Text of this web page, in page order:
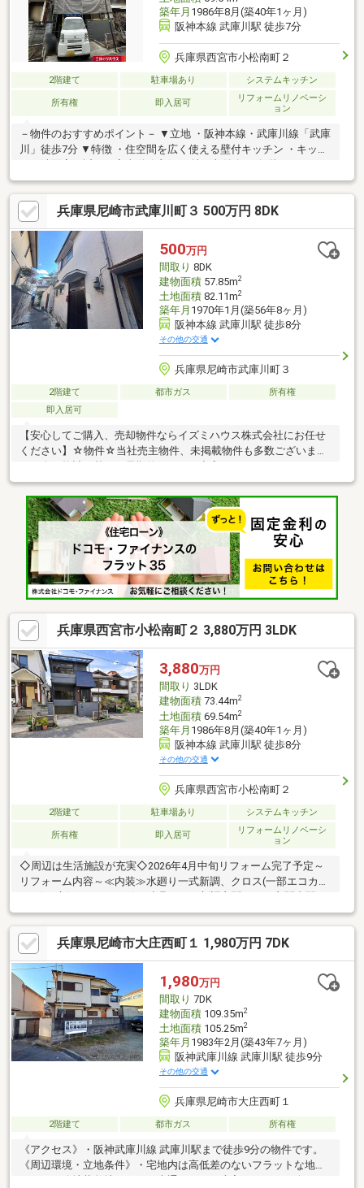
築年月 1986年8月(築40年1ヶ月)
阪神本線 武庫川駅 徒歩7分
兵庫県西宮市小松南町２
2階建て 駐車場あり システムキッチン
所有権 即入居可
リフォームリノベーシ
ョン
－物件のおすすめポイント－ ▼立地 ・阪神本線・武庫川線「武庫
川」徒歩7分 ▼特徴 ・住空間を広く使える壁付キッチン ・キッチ
設置 ・駐車スペース有(車種による) ▼2026年4月内外装リフォー
ム内容 【交換】キッチン、UB、洗面化粧台、トイレ 等 【その
他】全室クロス貼替、屋根・外壁・バルコニー防水塗装 ▼周辺環
境 ・西宮市立小松小学校 徒歩6分(約470m) ※容積率は前面道路幅
員により160%に制限されます ■ ご希望の住まい探しをお手伝いし
ます ━━━━━・・・ 物件の詳細・ご相談はお気軽にお問い合わ
せください。
兵庫県尼崎市武庫川町３ 500万円 8DK
500万円
間取り 8DK
建物面積57.85m2
土地面積82.11m2
築年月 1970年1月(築56年8ヶ月)
阪神本線 武庫川駅 徒歩8分
その他の交通
兵庫県尼崎市武庫川町３
2階建て 都市ガス
所有権
即入居可
【安心してご購入、売却物件ならイズミハウス株式会社にお任せ
ください】☆物件☆当社売主物件、未掲載物件も多数ございま
特化しております。☆無料相談☆不動産投資をご検討されるにあ
たってお客様にどんなメリットがあるか、また、疑問点、ご不安
点などに対し丁寧にご説明致します。さらに、ご購入時のご資金
計画、ローン、節税対策についてもご説明致します。☆アフター
ケア☆ご購入後のアフターケアも当社にお任せ下さい。不動産全
般に関わるご相談も当社スタッフが分かりやすくご説明、ご対応
致します。◇まずはお気軽にお問い合わせ下さい◇
兵庫県西宮市小松南町２ 3,880万円 3LDK
3,880万円
間取り 3LDK
建物面積73.44m2
土地面積69.54m2
築年月 1986年8月(築40年1ヶ月)
阪神本線 武庫川駅 徒歩8分
その他の交通
兵庫県西宮市小松南町２
2階建て 駐車場あり システムキッチン
所有権 即入居可
リフォームリノベーシ
ョン
◇周辺は生活施設が充実◇2026年4月中旬リフォーム完了予定～
リフォーム内容～≪内装≫水廻り一式新調、クロス(一部エコカラ
イル、玄関前タイル、網戸張替、宅配ボックスポスト、カラーモ
ニターインターホン...etc≪外装≫屋根、外装、バルコニー防水塗
装【教育施設】学文中学校：徒歩10分小松小学校：徒歩10分【商
業・その他施設】業務スーパー西宮鳴尾店：徒歩6分セブンイレブ
ン小松町2丁目店：徒歩4分兵庫医科大学病院：徒歩11分小松郵便
局：徒歩2分皆様からのご連絡を心よりお待ちしております。
兵庫県尼崎市大庄西町１ 1,980万円 7DK
1,980万円
間取り 7DK
建物面積109.35m2
土地面積105.25m2
築年月 1983年2月(築43年7ヶ月)
阪神武庫川線 武庫川駅 徒歩9分
その他の交通
兵庫県尼崎市大庄西町１
2階建て 都市ガス 所有権
《アクセス》・阪神武庫川線 武庫川駅まで徒歩9分の物件です。
《周辺環境・立地条件》・宅地内は高低差のないフラットな地形